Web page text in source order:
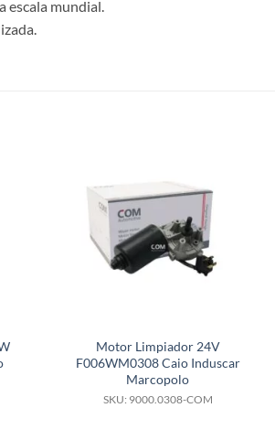
escala mundial.
Motor Limpiador 24V
F006WM0308 Caio Induscar
Marcopolo
SKU: 9000.0308-COM